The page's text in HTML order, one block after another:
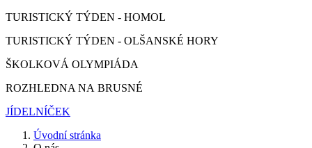
TURISTICKÝ TÝDEN - HOMOL
TURISTICKÝ TÝDEN - OLŠANSKÉ HORY
ŠKOLKOVÁ OLYMPIÁDA
ROZHLEDNA NA BRUSNÉ
JÍDELNÍČEK
Úvodní stránka